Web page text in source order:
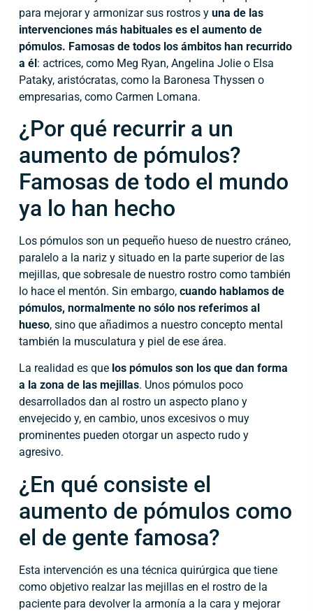
para mejorar y armonizar sus rostros y una de las
intervenciones más habituales es el aumento de
pómulos. Famosas de todos los ámbitos han recurrido
a él: actrices, como Meg Ryan, Angelina Jolie o Elsa
Pataky, aristócratas, como la Baronesa Thyssen o
empresarias, como Carmen Lomana.
¿Por qué recurrir a un
aumento de pómulos?
Famosas de todo el mundo
ya lo han hecho
Los pómulos son un pequeño hueso de nuestro cráneo,
paralelo a la nariz y situado en la parte superior de las
mejillas, que sobresale de nuestro rostro como también
lo hace el mentón. Sin embargo, cuando hablamos de
pómulos, normalmente no sólo nos referimos al
hueso, sino que añadimos a nuestro concepto mental
también la musculatura y piel de ese área.
La realidad es quelos pómulos son los que dan forma
a la zona de las mejillas. Unos pómulos poco
desarrollados dan al rostro un aspecto plano y
envejecido y, en cambio, unos excesivos o muy
prominentes pueden otorgar un aspecto rudo y
agresivo.
¿En qué consiste el
aumento de pómulos como
el de gente famosa?
Esta intervención es una técnica quirúrgica que tiene
como objetivo realzar las mejillas en el rostro de la
paciente para devolver la armonía a la cara y mejorar